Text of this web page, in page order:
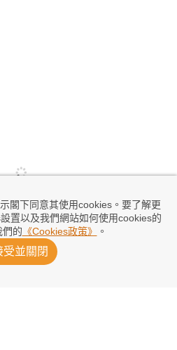
閣下同意其使用cookies。要了解更
置以及我們網站如何使用cookies的
們的 《Cookies政策》 。
受並關閉